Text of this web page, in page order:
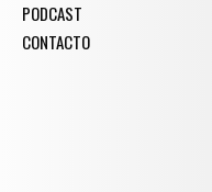
PODCAST
CONTACTO